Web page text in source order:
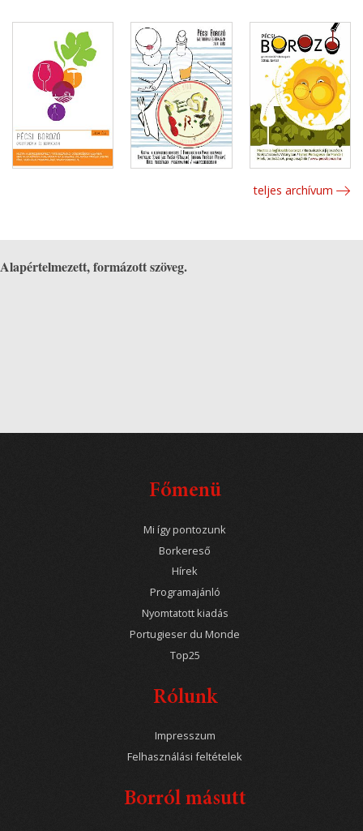
teljes archívum
Alapértelmezett, formázott szöveg.
Főmenü
Mi így pontozunk
Borkereső
Hírek
Programajánló
Nyomtatott kiadás
Portugieser du Monde
Top25
Rólunk
Impresszum
Felhasználási feltételek
Borról másutt